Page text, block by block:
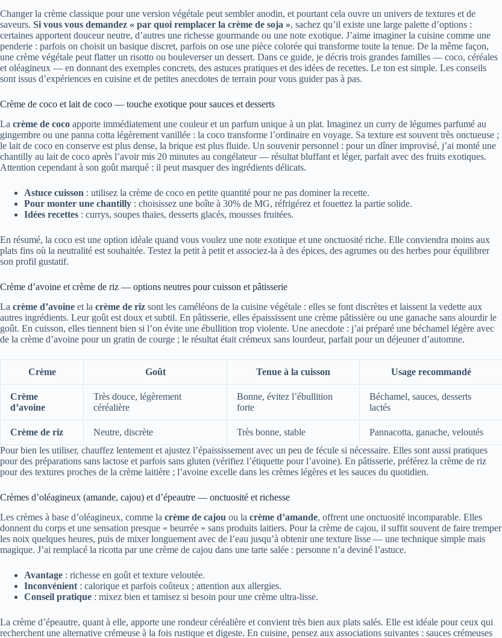
Changer la crème classique pour une version végétale peut sembler anodin, et pourtant cela ouvre un univers de textures et de
saveurs. Si vous vous demandez « par quoi remplacer la crème de soja », sachez qu’il existe une large palette d’options :
certaines apportent douceur neutre, d’autres une richesse gourmande ou une note exotique. J’aime imaginer la cuisine comme une
penderie : parfois on choisit un basique discret, parfois on ose une pièce colorée qui transforme toute la tenue. De la même façon,
une crème végétale peut flatter un risotto ou bouleverser un dessert. Dans ce guide, je décris trois grandes familles — coco, céréales
et oléagineux — en donnant des exemples concrets, des astuces pratiques et des idées de recettes. Le ton est simple. Les conseils
sont issus d’expériences en cuisine et de petites anecdotes de terrain pour vous guider pas à pas.
Crème de coco et lait de coco — touche exotique pour sauces et desserts
La crème de coco apporte immédiatement une couleur et un parfum unique à un plat. Imaginez un curry de légumes parfumé au
gingembre ou une panna cotta légèrement vanillée : la coco transforme l’ordinaire en voyage. Sa texture est souvent très onctueuse ;
le lait de coco en conserve est plus dense, la brique est plus fluide. Un souvenir personnel : pour un dîner improvisé, j’ai monté une
chantilly au lait de coco après l’avoir mis 20 minutes au congélateur — résultat bluffant et léger, parfait avec des fruits exotiques.
Attention cependant à son goût marqué : il peut masquer des ingrédients délicats.
Astuce cuisson : utilisez la crème de coco en petite quantité pour ne pas dominer la recette.
Pour monter une chantilly : choisissez une boîte à 30% de MG, réfrigérez et fouettez la partie solide.
Idées recettes : currys, soupes thaïes, desserts glacés, mousses fruitées.
En résumé, la coco est une option idéale quand vous voulez une note exotique et une onctuosité riche. Elle conviendra moins aux
plats fins où la neutralité est souhaitée. Testez la petit à petit et associez-la à des épices, des agrumes ou des herbes pour équilibrer
son profil gustatif.
Crème d’avoine et crème de riz — options neutres pour cuisson et pâtisserie
La crème d’avoine et la crème de riz sont les caméléons de la cuisine végétale : elles se font discrètes et laissent la vedette aux
autres ingrédients. Leur goût est doux et subtil. En pâtisserie, elles épaississent une crème pâtissière ou une ganache sans alourdir le
goût. En cuisson, elles tiennent bien si l’on évite une ébullition trop violente. Une anecdote : j’ai préparé une béchamel légère avec
de la crème d’avoine pour un gratin de courge ; le résultat était crémeux sans lourdeur, parfait pour un déjeuner d’automne.
Crème Goût Tenue à la cuisson Usage recommandé
Crème
d’avoine
Très douce, légèrement
céréalière
Bonne, évitez l’ébullition
forte
Béchamel, sauces, desserts
lactés
Crème de riz Neutre, discrète Très bonne, stable
Pannacotta, ganache, veloutés
Pour bien les utiliser, chauffez lentement et ajustez l’épaississement avec un peu de fécule si nécessaire. Elles sont aussi pratiques
pour des préparations sans lactose et parfois sans gluten (vérifiez l’étiquette pour l’avoine). En pâtisserie, préférez la crème de riz
pour des textures proches de la crème laitière ; l’avoine excelle dans les crèmes légères et les sauces du quotidien.
Crèmes d’oléagineux (amande, cajou) et d’épeautre — onctuosité et richesse
Les crèmes à base d’oléagineux, comme la crème de cajou ou la crème d’amande, offrent une onctuosité incomparable. Elles
donnent du corps et une sensation presque « beurrée » sans produits laitiers. Pour la crème de cajou, il suffit souvent de faire tremper
les noix quelques heures, puis de mixer longuement avec de l’eau jusqu’à obtenir une texture lisse — une technique simple mais
magique. J’ai remplacé la ricotta par une crème de cajou dans une tarte salée : personne n’a deviné l’astuce.
Avantage : richesse en goût et texture veloutée.
Inconvénient : calorique et parfois coûteux ; attention aux allergies.
Conseil pratique : mixez bien et tamisez si besoin pour une crème ultra-lisse.
La crème d’épeautre, quant à elle, apporte une rondeur céréalière et convient très bien aux plats salés. Elle est idéale pour ceux qui
recherchent une alternative crémeuse à la fois rustique et digeste. En cuisine, pensez aux associations suivantes : sauces crémeuses